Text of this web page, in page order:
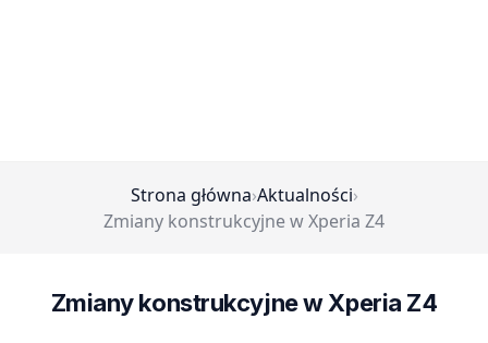
Strona główna›Aktualności›
Zmiany konstrukcyjne w Xperia Z4
Zmiany konstrukcyjne w Xperia Z4